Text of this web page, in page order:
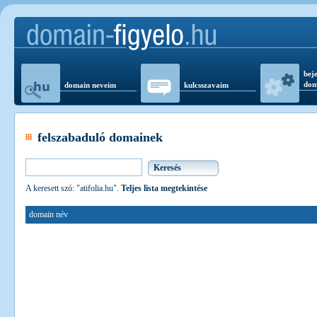
domain neveim kulcsszavaim
felszabaduló domainek
A keresett szó: "atifolia.hu". Teljes lista megtekintése
domain név